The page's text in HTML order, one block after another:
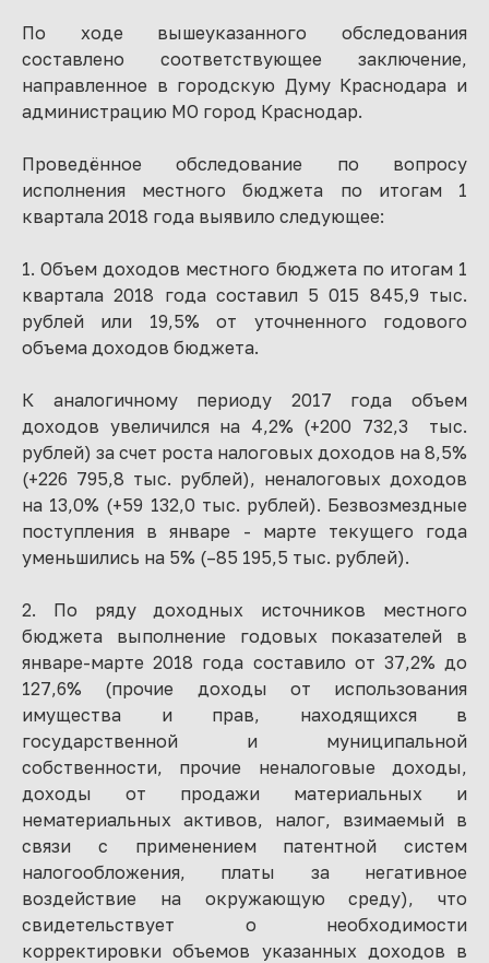
По ходе вышеуказанного обследования
составлено соответствующее заключение,
направленное в городскую Думу Краснодара и
администрацию МО город Краснодар.
Проведённое обследование по вопросу
исполнения местного бюджета по итогам 1
квартала 2018 года выявило следующее:
1. Объем доходов местного бюджета по итогам 1
квартала 2018 года составил 5 015 845,9 тыс.
рублей или 19,5% от уточненного годового
объема доходов бюджета.
К аналогичному периоду 2017 года объем
доходов увеличился на 4,2% (+200 732,3 тыс.
рублей) за счет роста налоговых доходов на 8,5%
(+226 795,8 тыс. рублей), неналоговых доходов
на 13,0% (+59 132,0 тыс. рублей). Безвозмездные
поступления в январе - марте текущего года
уменьшились на 5% (–85 195,5 тыс. рублей).
2. По ряду доходных источников местного
бюджета выполнение годовых показателей в
январе-марте 2018 года составило от 37,2% до
127,6% (прочие доходы от использования
имущества и прав, находящихся в
государственной и муниципальной
собственности, прочие неналоговые доходы,
доходы от продажи материальных и
нематериальных активов, налог, взимаемый в
связи с применением патентной систем
налогообложения, платы за негативное
воздействие на окружающую среду), что
свидетельствует о необходимости
корректировки объемов указанных доходов в